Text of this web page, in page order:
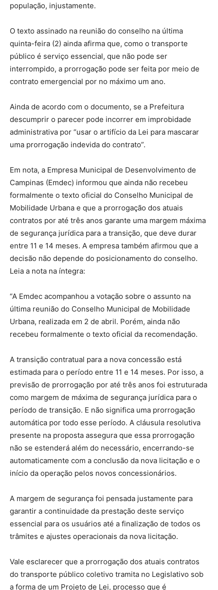
população, injustamente.
O texto assinado na reunião do conselho na última
quinta-feira (2) ainda afirma que, como o transporte
público é serviço essencial, que não pode ser
interrompido, a prorrogação pode ser feita por meio de
contrato emergencial por no máximo um ano.
Ainda de acordo com o documento, se a Prefeitura
descumprir o parecer pode incorrer em improbidade
administrativa por “usar o artifício da Lei para mascarar
uma prorrogação indevida do contrato”.
Em nota, a Empresa Municipal de Desenvolvimento de
Campinas (Emdec) informou que ainda não recebeu
formalmente o texto oficial do Conselho Municipal de
Mobilidade Urbana e que a prorrogação dos atuais
contratos por até três anos garante uma margem máxima
de segurança jurídica para a transição, que deve durar
entre 11 e 14 meses. A empresa também afirmou que a
decisão não depende do posicionamento do conselho.
Leia a nota na íntegra:
“A Emdec acompanhou a votação sobre o assunto na
última reunião do Conselho Municipal de Mobilidade
Urbana, realizada em 2 de abril. Porém, ainda não
recebeu formalmente o texto oficial da recomendação.
A transição contratual para a nova concessão está
estimada para o período entre 11 e 14 meses. Por isso, a
previsão de prorrogação por até três anos foi estruturada
como margem de máxima de segurança jurídica para o
período de transição. E não significa uma prorrogação
automática por todo esse período. A cláusula resolutiva
presente na proposta assegura que essa prorrogação
não se estenderá além do necessário, encerrando-se
automaticamente com a conclusão da nova licitação e o
início da operação pelos novos concessionários.
A margem de segurança foi pensada justamente para
garantir a continuidade da prestação deste serviço
essencial para os usuários até a finalização de todos os
trâmites e ajustes operacionais da nova licitação.
Vale esclarecer que a prorrogação dos atuais contratos
do transporte público coletivo tramita no Legislativo sob
a forma de um Projeto de Lei, processo que é